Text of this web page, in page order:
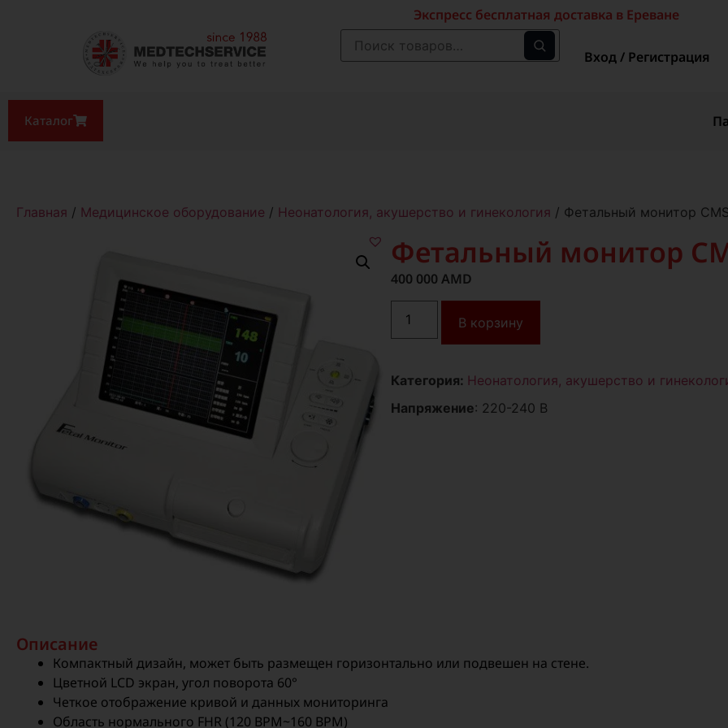
Экспресс бесплатная доставка в Ереване
Вход / Регистрация
Каталог
Главная / Медицинское оборудование / Неонатология, акушерство и гинекология / Фетальный монитор
Фетальный монитор
400 000AMD
В корзину
Категория: Неонатология, акушерство и
Напряжение: 220-240 В
Описание
Компактный дизайн, может быть размещен горизонтально или подвешен на стене.
Цветной LCD экран, угол поворота 60°
Четкое отображение кривой и данных мониторинга
Область нормального FHR (120 BPM~160 BPM)